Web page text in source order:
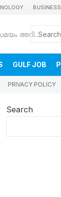
BUSINESS
കുവൈറ്റിലെ വാർത്തകളും വിശേഷങ്ങളും തൽസമയം അറിയാൻ
GULF JOB
PRIVACY POLICY
Search